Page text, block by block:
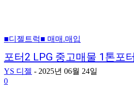
■디젤트럭■ 매매.매입
포터2 LPG 중고매물 1톤포
YS 디젤 - 2025년 06월 24일
0